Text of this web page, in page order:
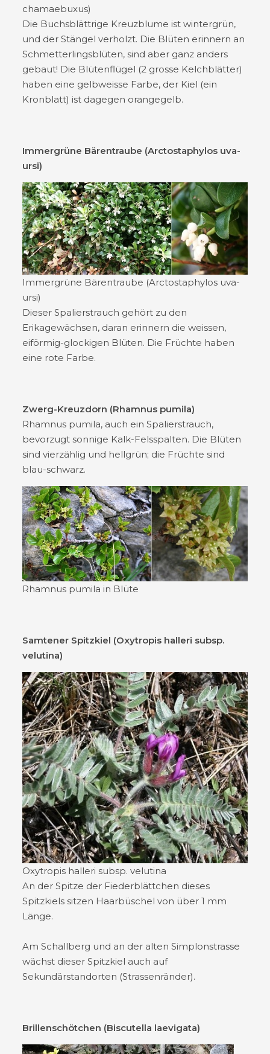
chamaebuxus)
Die Buchsblättrige Kreuzblume ist wintergrün,
und der Stängel verholzt. Die Blüten erinnern an
Schmetterlingsblüten, sind aber ganz anders
gebaut! Die Blütenflügel (2 grosse Kelchblätter)
haben eine gelbweisse Farbe, der Kiel (ein
Kronblatt) ist dagegen orangegelb.
Immergrüne Bärentraube (Arctostaphylos uva-
ursi)
Immergrüne Bärentraube (Arctostaphylos uva-
ursi)
Dieser Spalierstrauch gehört zu den
Erikagewächsen, daran erinnern die weissen,
eiförmig-glockigen Blüten. Die Früchte haben
eine rote Farbe.
Zwerg-Kreuzdorn (Rhamnus pumila)
Rhamnus pumila, auch ein Spalierstrauch,
bevorzugt sonnige Kalk-Felsspalten. Die Blüten
sind vierzählig und hellgrün; die Früchte sind
blau-schwarz.
Rhamnus pumila in Blüte
Samtener Spitzkiel (Oxytropis halleri subsp.
velutina)
Oxytropis halleri subsp. velutina
An der Spitze der Fiederblättchen dieses
Spitzkiels sitzen Haarbüschel von über 1 mm
Länge.
Am Schallberg und an der alten Simplonstrasse
wächst dieser Spitzkiel auch auf
Sekundärstandorten (Strassenränder).
Brillenschötchen (Biscutella laevigata)